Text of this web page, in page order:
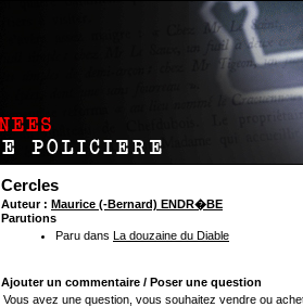
Cercles
Auteur : Maurice (-Bernard) ENDR�BE
Parutions
Paru dans La douzaine du Diable
Ajouter un commentaire / Poser une question
Vous avez une question, vous souhaitez vendre ou